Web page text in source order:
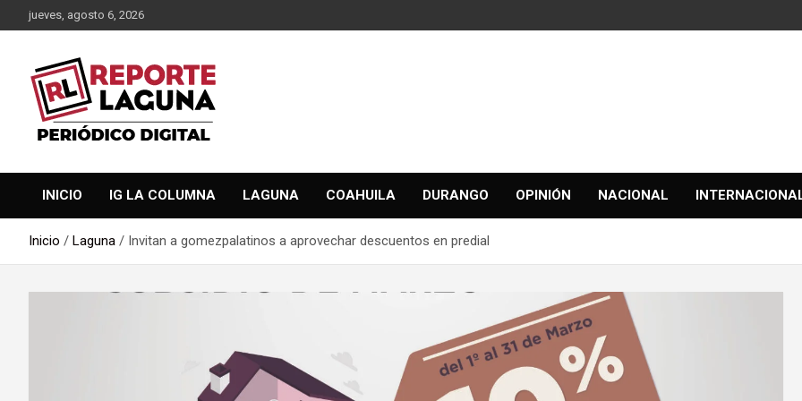
Saltar
al
jueves, agosto 6, 2026
Reporte Laguna
INICIO IG LA COLUMNA LAGUNA COAHUILA DURANGO OPINIÓN NACIONAL
Inicio Laguna Invitan a gomezpalatinos a aprovechar descuentos en predial